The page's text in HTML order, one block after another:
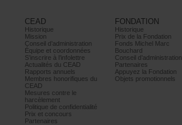
CEAD
Historique
Mission
Conseild’administration
Équipeetcoordonnées
S’inscrireàl’infolettre
ActualitésduCEAD
Rapportsannuels
Membreshonorifiquesdu
CEAD
Mesurescontrele
harcèlement
Politiquedeconfidentialité
Prixetconcours
Partenaires
FONDATION
Historique
PrixdelaFondation
FondsMichelMarc
Bouchard
Conseild’administration
Partenaires
AppuyezlaFondation
Objetspromotionnels